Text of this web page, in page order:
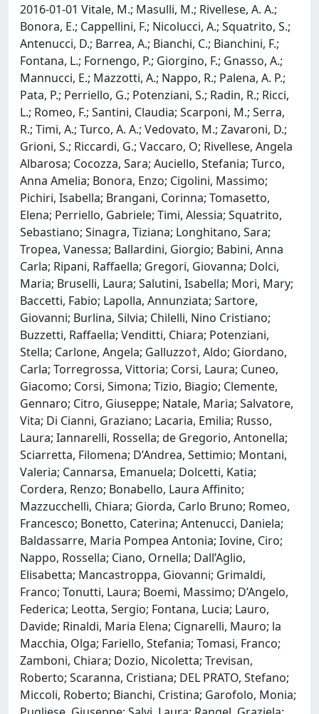
2016-01-01 Vitale, M.; Masulli, M.; Rivellese, A. A.;
Bonora, E.; Cappellini, F.; Nicolucci, A.; Squatrito, S.;
Antenucci, D.; Barrea, A.; Bianchi, C.; Bianchini, F.;
Fontana, L.; Fornengo, P.; Giorgino, F.; Gnasso, A.;
Mannucci, E.; Mazzotti, A.; Nappo, R.; Palena, A. P.;
Pata, P.; Perriello, G.; Potenziani, S.; Radin, R.; Ricci,
L.; Romeo, F.; Santini, Claudia; Scarponi, M.; Serra,
R.; Timi, A.; Turco, A. A.; Vedovato, M.; Zavaroni, D.;
Grioni, S.; Riccardi, G.; Vaccaro, O; Rivellese, Angela
Albarosa; Cocozza, Sara; Auciello, Stefania; Turco,
Anna Amelia; Bonora, Enzo; Cigolini, Massimo;
Pichiri, Isabella; Brangani, Corinna; Tomasetto,
Elena; Perriello, Gabriele; Timi, Alessia; Squatrito,
Sebastiano; Sinagra, Tiziana; Longhitano, Sara;
Tropea, Vanessa; Ballardini, Giorgio; Babini, Anna
Carla; Ripani, Raffaella; Gregori, Giovanna; Dolci,
Maria; Bruselli, Laura; Salutini, Isabella; Mori, Mary;
Baccetti, Fabio; Lapolla, Annunziata; Sartore,
Giovanni; Burlina, Silvia; Chilelli, Nino Cristiano;
Buzzetti, Raffaella; Venditti, Chiara; Potenziani,
Stella; Carlone, Angela; Galluzzo†, Aldo; Giordano,
Carla; Torregrossa, Vittoria; Corsi, Laura; Cuneo,
Giacomo; Corsi, Simona; Tizio, Biagio; Clemente,
Gennaro; Citro, Giuseppe; Natale, Maria; Salvatore,
Vita; Di Cianni, Graziano; Lacaria, Emilia; Russo,
Laura; Iannarelli, Rossella; de Gregorio, Antonella;
Sciarretta, Filomena; D’Andrea, Settimio; Montani,
Valeria; Cannarsa, Emanuela; Dolcetti, Katia;
Cordera, Renzo; Bonabello, Laura Affinito;
Mazzucchelli, Chiara; Giorda, Carlo Bruno; Romeo,
Francesco; Bonetto, Caterina; Antenucci, Daniela;
Baldassarre, Maria Pompea Antonia; Iovine, Ciro;
Nappo, Rossella; Ciano, Ornella; Dall’Aglio,
Elisabetta; Mancastroppa, Giovanni; Grimaldi,
Franco; Tonutti, Laura; Boemi, Massimo; D’Angelo,
Federica; Leotta, Sergio; Fontana, Lucia; Lauro,
Davide; Rinaldi, Maria Elena; Cignarelli, Mauro; la
Macchia, Olga; Fariello, Stefania; Tomasi, Franco;
Zamboni, Chiara; Dozio, Nicoletta; Trevisan,
Roberto; Scaranna, Cristiana; DEL PRATO, Stefano;
Miccoli, Roberto; Bianchi, Cristina; Garofolo, Monia;